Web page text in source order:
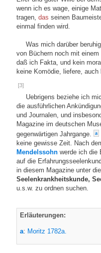
wenn ich es wage, einige
tragen, das seinen
einmal finden wird.
Was mich darüber
von Büchern noch mit
daß ich Fakta, und kein
keine Komödie, liefere,
[3]
Uebrigens beziehe ich
die ausführlichen
und Journalen, und
Magazine im deutschen
gegenwärtigen Jahrgange.
a
keine gewisse Zeit. Nach
Mendelssohn werde ich die
auf die
in diesem Magazine unter
Seelenkrankheitskunde,
u.s.w. zu ordnen suchen.
Erläuterungen:
a: Moritz 1782a.